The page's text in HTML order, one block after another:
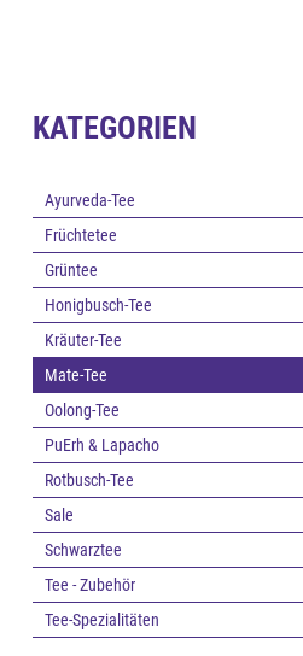
KATEGORIEN
Ayurveda-Tee
Früchtetee
Grüntee
Honigbusch-Tee
Kräuter-Tee
Mate-Tee
Oolong-Tee
PuErh & Lapacho
Rotbusch-Tee
Sale
Schwarztee
Tee - Zubehör
Tee-Spezialitäten